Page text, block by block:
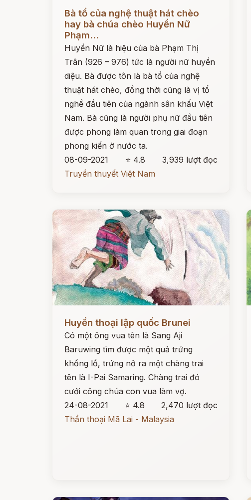
Đọc ngay
Bà tổ của nghệ thuật hát chèo
hay bà chúa chèo Huyền Nữ
Phạm...
Huyền Nữ là hiệu của bà Phạm Thị
Trân (926 – 976) tức là người nữ huyền
diệu. Bà được tôn là bà tổ của nghệ
thuật hát chèo, đồng thời cũng là vị tổ
nghề đầu tiên của ngành sân khấu Việt
Nam. Bà cũng là người phụ nữ đầu tiên
được phong làm quan trong giai đoạn
phong kiến ở nước ta.
08-09-2021
⭐ 4.8
3,939 lượt đọc
Truyền thuyết Việt Nam
Đọc ngay
Huyền thoại lập quốc Brunei
Có một ông vua tên là Sang Aji
Baruwing tìm được một quả trứng
khổng lồ, trứng nở ra một chàng trai
tên là I-Pai Samaring. Chàng trai đó
cưới công chúa con vua làm vợ.
24-08-2021
⭐ 4.8
2,470 lượt đọc
Thần thoại Mã Lai - Malaysia